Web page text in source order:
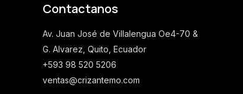
Contactanos
Av. Juan José de Villalengua Oe4-70 &
G. Alvarez, Quito, Ecuador
+593 98 520 5206
ventas@crizantemo.com